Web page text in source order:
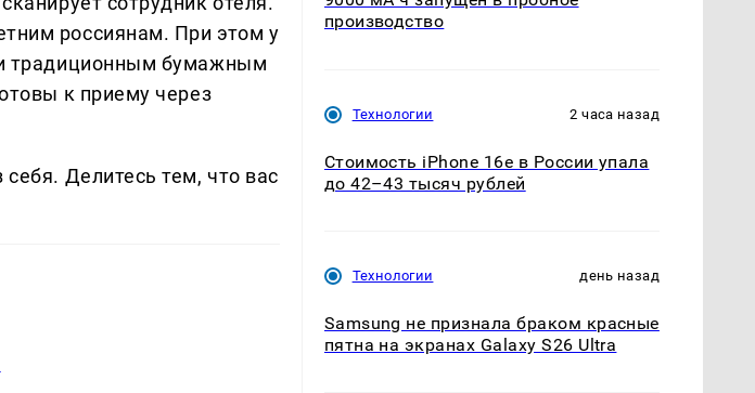
россиянам. При этом у
традиционным бумажным
к приему через
Делитеcь тем, что вас
производство
Технологии 2 часа назад
Стоимость iPhone 16e в России упала
до 42–43 тысяч рублей
Технологии день назад
Samsung не признала браком красные
пятна на экранах Galaxy S26 Ultra